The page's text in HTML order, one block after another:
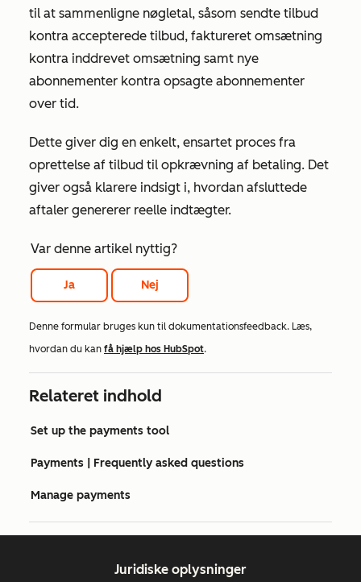
til at sammenligne nøgletal, såsom sendte tilbud
kontra accepterede tilbud, faktureret omsætning
kontra inddrevet omsætning samt nye
abonnementer kontra opsagte abonnementer
over tid.
Dette giver dig en enkelt, ensartet proces fra
oprettelse af tilbud til opkrævning af betaling. Det
giver også klarere indsigt i, hvordan afsluttede
aftaler genererer reelle indtægter.
Var denne artikel nyttig?
Ja Nej
Denne formular bruges kun til dokumentationsfeedback. Læs,
hvordan du kan få hjælp hos HubSpot.
Relateret indhold
Set up the payments tool
Payments | Frequently asked questions
Manage payments
Juridiske oplysninger